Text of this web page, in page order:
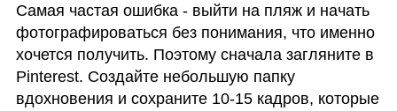
Самая частая ошибка - выйти на пляж и начать
фотографироваться без понимания, что именно
хочется получить. Поэтому сначала загляните в
Pinterest. Создайте небольшую папку
вдохновения и сохраните 10-15 кадров, которые